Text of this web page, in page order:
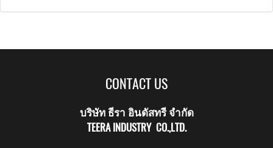
CONTACT US
บริษัท ธีรา อินดัสทรี จำกัด
TEERA INDUSTRY CO.,LTD.